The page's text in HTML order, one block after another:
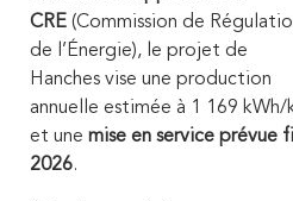
CRE (Commission de
de l’Énergie), le projet de
Hanches vise une production
annuelle estimée à 1 169 kWh/
et une mise en service prévue
2026.